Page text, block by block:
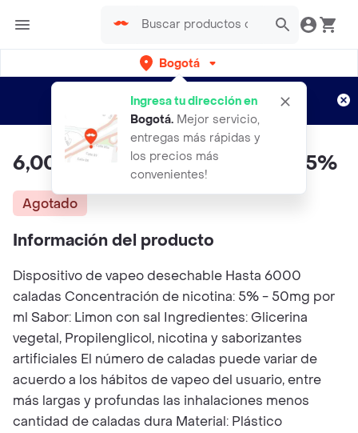
Bogotá
Ingresa tu dirección en
Bogotá. Mejor servicio,
entregas más rápidas y
los precios más
convenientes!
envíos gratis por semanas
Aplican TyC
6,000 Puff Belo Limon Con Sal 5%
Agotado
Información del producto
Dispositivo de vapeo desechable Hasta 6000
caladas Concentración de nicotina: 5% - 50mg por
ml Sabor: Limon con sal Ingredientes: Glicerina
vegetal, Propilenglicol, nicotina y saborizantes
artificiales El número de caladas puede variar de
acuerdo a los hábitos de vapeo del usuario, entre
más largas y profundas las inhalaciones menos
cantidad de caladas dura Material: Plástico